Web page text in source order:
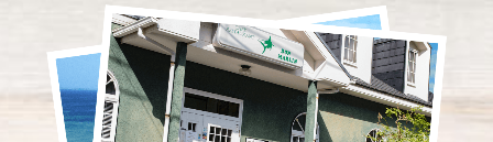
2023年11月(2)
2023年10月(5)
2023年9月(3)